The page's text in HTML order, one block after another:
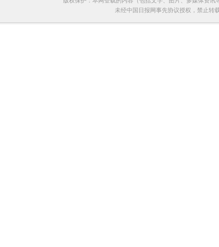
未经中国日报网事先协议授权，禁止转